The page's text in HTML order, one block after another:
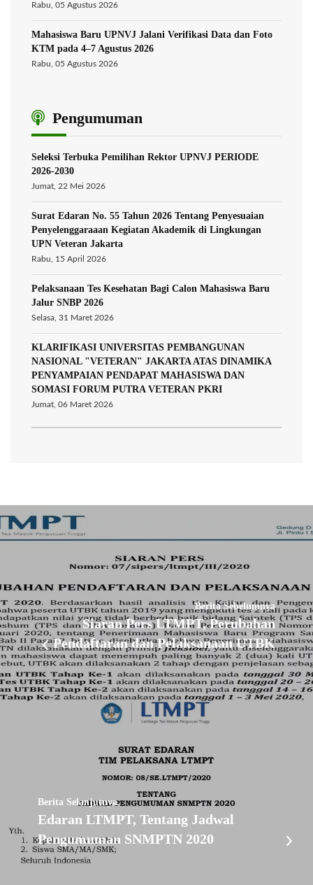
Rabu, 05 Agustus 2026
Mahasiswa Baru UPNVJ Jalani Verifikasi Data dan Foto
KTM pada 4–7 Agustus 2026
Rabu, 05 Agustus 2026
Pengumuman
Seleksi Terbuka Pemilihan Rektor UPNVJ PERIODE
2026-2030
Jumat, 22 Mei 2026
Surat Edaran No. 55 Tahun 2026 Tentang Penyesuaian
Penyelenggaraaan Kegiatan Akademik di Lingkungan
UPN Veteran Jakarta
Rabu, 15 April 2026
Pelaksanaan Tes Kesehatan Bagi Calon Mahasiswa Baru
Jalur SNBP 2026
Selasa, 31 Maret 2026
KLARIFIKASI UNIVERSITAS PEMBANGUNAN
NASIONAL "VETERAN" JAKARTA ATAS DINAMIKA
PENYAMPAIAN PENDAPAT MAHASISWA DAN
SOMASI FORUM PUTRA VETERAN PKRI
Jumat, 06 Maret 2026
Berita Sebelumnya
Siaran Pers LTMPT, Perubahan
Pendaftaran dan Pelaksanaan UTBK
Berita Selanjutnya
Edaran LTMPT, Tentang Jadwal
Pengumuman SNMPTN 2020